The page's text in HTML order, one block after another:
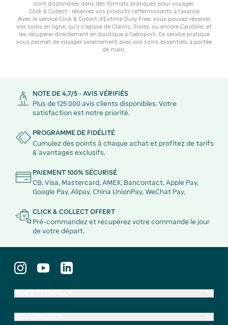
sont disponibles dans des formats pratiques pour voyager.
Click & Collect : réservez vos produits raffermissants à l’avance
Avec le service Click & Collect d’Extime Duty Free, vous pouvez réserver
vos soins en ligne, qu'il s'agisse de Clarins, Sisley, ou encore Caudalie, et
les récupérer directement en boutique à l’aéroport. Ce service pratique
vous permet de voyager sereinement avec vos soins essentiels à portée
de main.
NOTE DE 4,7/5 - AVIS VÉRIFIÉS
Plus de 125 000 avis clients disponibles. Votre
satisfaction est notre priorité.
PROGRAMME DE FIDÉLITÉ
Cumulez des points à chaque achat et profitez de tarifs
& avantages exclusifs.
PAIEMENT 100% SÉCURISÉ
CB, Visa, Mastercard, AMEX, Bancontact, Apple Pay,
Google Pay, Alipay, China UnionPay, WeChat Pay.
CLICK & COLLECT OFFERT
Pré-commandez et récupérez votre commande le jour
de votre départ.